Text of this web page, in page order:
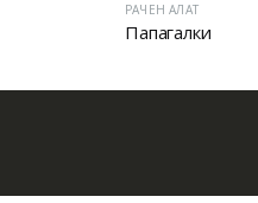
РАЧЕН АЛАТ
Папагалки